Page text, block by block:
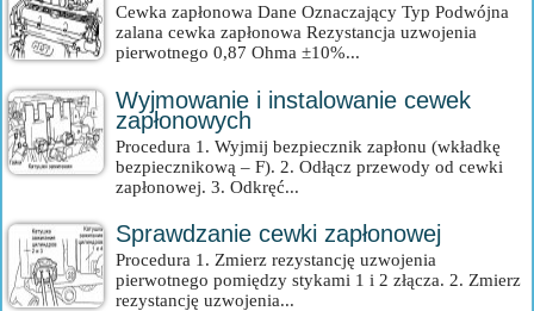
Cewka zapłonowa Dane Oznaczający Typ Podwójna
zalana cewka zapłonowa Rezystancja uzwojenia
pierwotnego 0,87 Ohma ±10%...
Wyjmowanie i instalowanie cewek
zapłonowych
Procedura 1. Wyjmij bezpiecznik zapłonu (wkładkę
bezpiecznikową – F). 2. Odłącz przewody od cewki
zapłonowej. 3. Odkręć...
Sprawdzanie cewki zapłonowej
Procedura 1. Zmierz rezystancję uzwojenia
pierwotnego pomiędzy stykami 1 i 2 złącza. 2. Zmierz
rezystancję uzwojenia...